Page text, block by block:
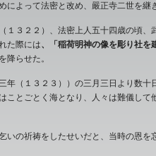
によって法密と改め、嚴正寺二世を継
１３２２）、法密上人五十四歳の頃
た際には、「稲荷明神の像を彫り社を
降らせた。
年（１３２３））の三月三日 より数十
ことごとく海となり、人々は難儀して
いの祈祷をしたせいだと、当時の恩を